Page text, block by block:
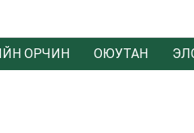
ОРЧИН ОЮУТАН